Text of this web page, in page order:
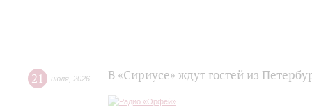
21 июля 2026 В «Сириусе» ждут гостей из